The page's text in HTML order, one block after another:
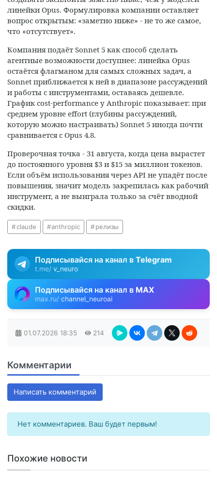
линейки Opus. Формулировка компании оставляет
вопрос открытым: «заметно ниже» - не то же самое,
что «отсутствует».
Компания подаёт Sonnet 5 как способ сделать
агентные возможности доступнее: линейка Opus
остаётся флагманом для самых сложных задач, а
Sonnet приближается к ней в диапазоне рассуждений
и работы с инструментами, оставаясь дешевле.
График cost-performance у Anthropic показывает: при
среднем уровне effort (глубины рассуждений,
которую можно настраивать) Sonnet 5 иногда почти
сравнивается с Opus 4.8.
Проверочная точка - 31 августа, когда цена вырастет
до постоянного уровня $3 и $15 за миллион токенов.
Если объём использования через API не упадёт после
повышения, значит модель закрепилась как рабочий
инструмент, а не выиграла только за счёт вводной
скидки.
claude anthropic релизы
Подписывайся на канал в Telegram
t.me/ v_neuro
Подписывайся на канал в MAX
max.ru/ channel_neuroai
01.07.2026 18:35 214
Комментарии
Написать комментарий
Нет комментариев. Ваш будет первым!
Похожие новости